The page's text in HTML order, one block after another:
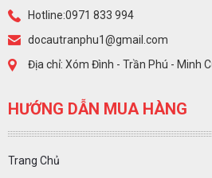
Hotline:0971 833 994
docautranphu1@gmail.com
Địa chỉ: Xóm Đình - Trần Phú - Minh
HƯỚNG DẪN MUA HÀNG
Trang Chủ